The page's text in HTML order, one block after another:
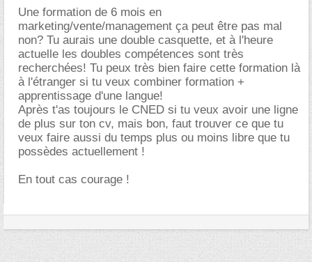
Une formation de 6 mois en
marketing/vente/management ça peut être pas mal
non? Tu aurais une double casquette, et à l'heure
actuelle les doubles compétences sont très
recherchées! Tu peux très bien faire cette formation là
à l'étranger si tu veux combiner formation +
apprentissage d'une langue!
Après t'as toujours le CNED si tu veux avoir une ligne
de plus sur ton cv, mais bon, faut trouver ce que tu
veux faire aussi du temps plus ou moins libre que tu
possèdes actuellement !
En tout cas courage !